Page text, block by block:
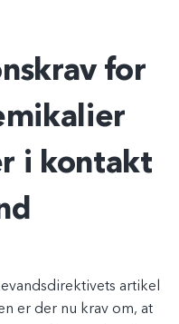
for
i kontakt
artikel
er der nu krav om, at